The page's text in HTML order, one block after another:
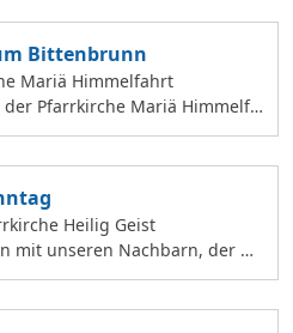
Bittenbrunn
Mariä Himmelfahrt
Pfarrkirche Mariä Himmelfa
Festgottesd
den Kirchenchor Laetare, l
Fassbier und Weinbar. Kind
erprogramm Wir freuen uns auf dich!
Heilig Geist
mit unseren Nachbarn, der Ca
Gottesdienst.